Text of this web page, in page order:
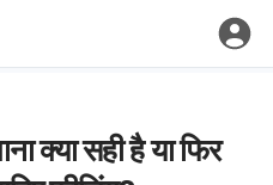
क्या सही है या फिर